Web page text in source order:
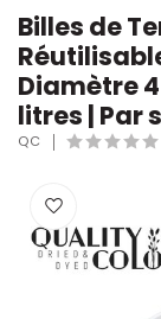
Billes de
Diamètre
litres | Par
QC